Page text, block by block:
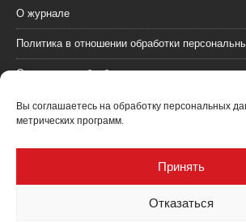
Вы соглашаетесь на обработку персональных
метрических программ.
Принять
Отказаться
О журнале
Политика в отношении обработки
Согласие на обработку персональных данных
Пользовательское соглашение (оферта)